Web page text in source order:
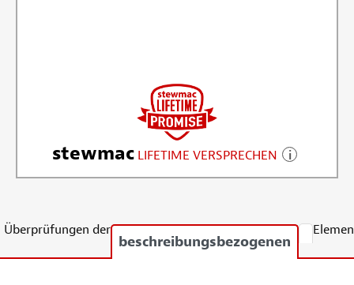
stewmac LIFETIME VERSPRECHEN
Überprüfungen der
beschreibungsbezogenen